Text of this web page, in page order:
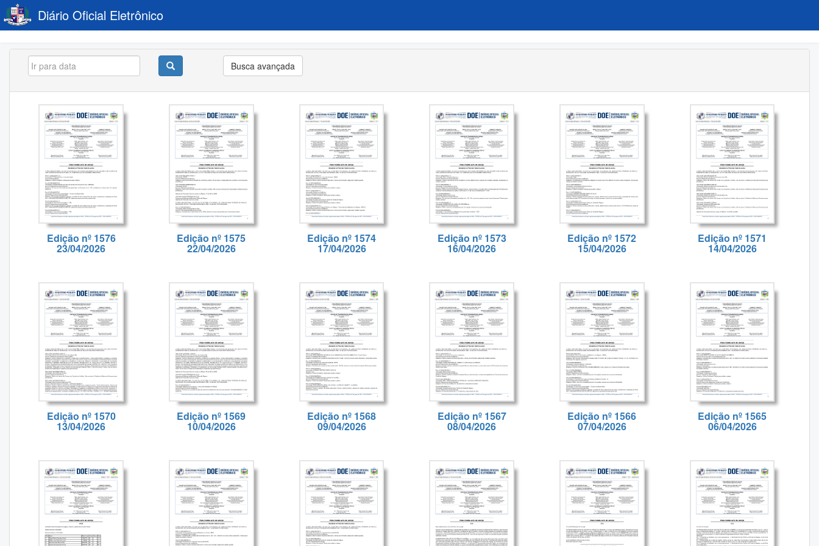
Diário Oficial Eletrônico
Busca avançada
Edição nº 1576
23/04/2026
Edição nº 1575
22/04/2026
Edição nº 1574
17/04/2026
Edição nº 1573
16/04/2026
Edição nº 1572
15/04/2026
Edição nº 1571
14/04/2026
Edição nº 1570
13/04/2026
Edição nº 1569
10/04/2026
Edição nº 1568
09/04/2026
Edição nº 1567
08/04/2026
Edição nº 1566
07/04/2026
Edição nº 1565
06/04/2026